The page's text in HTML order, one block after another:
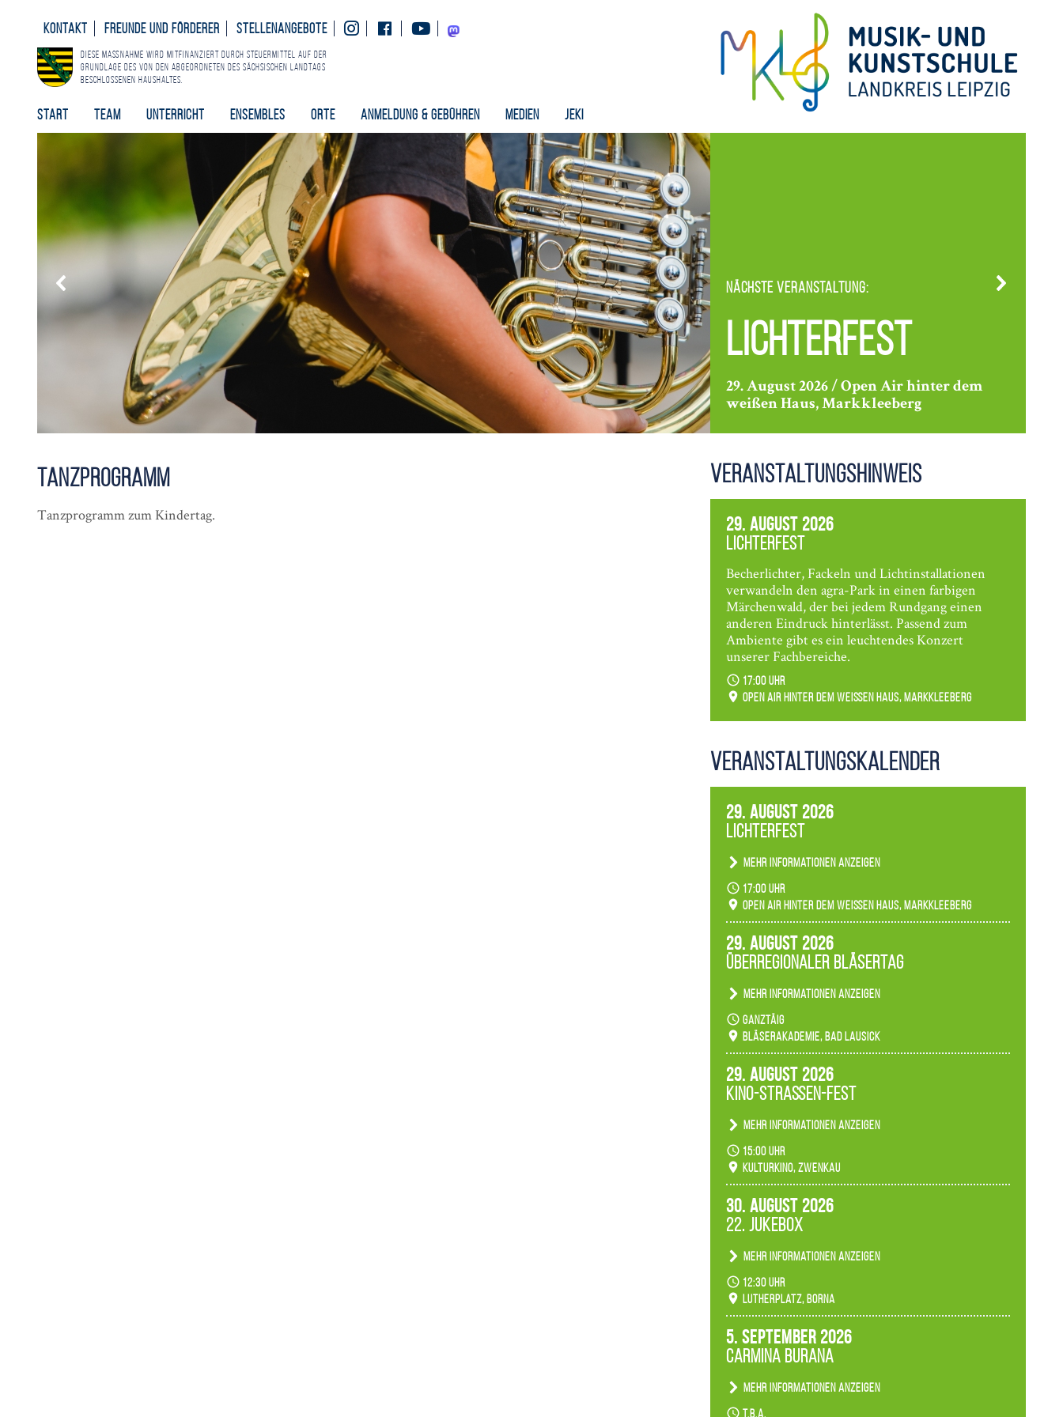
Kontakt Freunde und Förderer Stellenangebote InstagramFacebookYoutubeMastodon
Diese Maßnahme wird mitfinanziert durch Steuermittel auf der
Grundlage des von den Abgeordneten des Sächsischen Landtags
beschlossenen Haushaltes.
Start Team Unterricht Ensembles Orte Anmeldung & Gebühren Medien Jeki
Nächste Veranstaltung:
Lichterfest
29. August 2026 / Open Air hinter dem
weißen Haus, Markkleeberg
Tanzprogramm
Tanzprogramm zum Kindertag.
Veranstaltungshinweis
29. August 2026
Lichterfest
Becherlichter, Fackeln und Lichtinstallationen
verwandeln den agra-Park in einen farbigen
Märchenwald, der bei jedem Rundgang einen
anderen Eindruck hinterlässt. Passend zum
Ambiente gibt es ein leuchtendes Konzert
unserer Fachbereiche.
17:00 Uhr
Open Air hinter dem weißen Haus, Markkleeberg
Veranstaltungs­kalender
29. August 2026
Lichterfest
Mehr Informationen anzeigen
Becherlichter, Fackeln und Lichtinstallationen
verwandeln den agra-Park in einen farbigen
Märchenwald, der bei jedem Rundgang einen
Ambiente gibt es ein leuchtendes Konzert
unserer Fachbereiche.
17:00 Uhr
Open Air hinter dem weißen Haus, Markkleeberg
29. August 2026
Überregionaler Bläsertag
Mehr Informationen anzeigen
Teilnahme der Bläserklassen.
ganztäig
Bläserakademie, Bad Lausick
29. August 2026
Kino-Straßen-Fest
Mehr Informationen anzeigen
Konzert unserer Zwenkauer Schüler und
Schülerinnen zum Fest des Kulturkinos.
15:00 Uhr
Kulturkino, Zwenkau
30. August 2026
22. Jukebox
Mehr Informationen anzeigen
Anlässlicher der 775-Jahrfeier der Stadt Borna
spielen wir noch einmal unser aktuelles
Jukeboxprogramm zum Stadtfest.
12:30 Uhr
Lutherplatz, Borna
5. September 2026
Carmina Burana
Mehr Informationen anzeigen
Tanztheater der Quertänzer Borna.
t.b.a.